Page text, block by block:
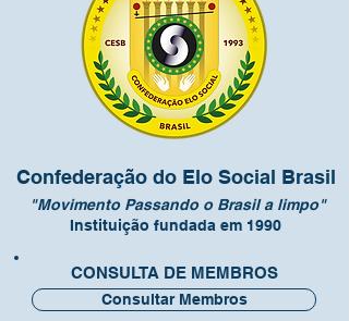
Confederação do Elo Social Brasil
"Movimento Passando o Brasil a limpo"
Instituição fundada em 1990
CONSULTA DE MEMBROS
Consultar Membros